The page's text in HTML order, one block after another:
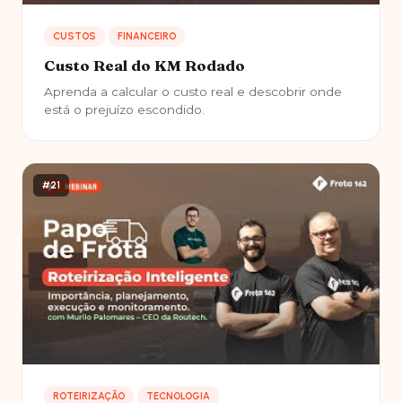
CUSTOS FINANCEIRO
Custo Real do KM Rodado
Aprenda a calcular o custo real e descobrir onde
está o prejuízo escondido.
#21
ROTEIRIZAÇÃO TECNOLOGIA